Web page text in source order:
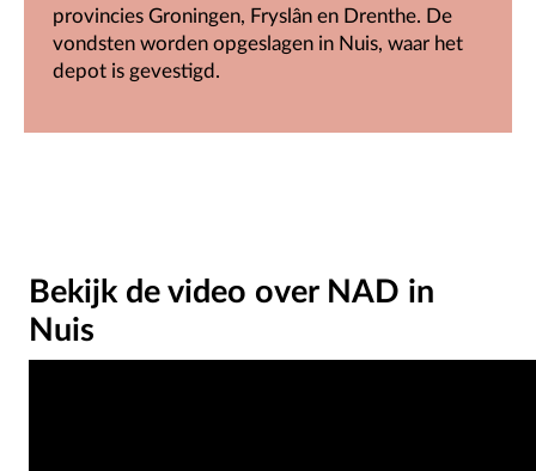
provincies Groningen, Fryslân en Drenthe. De
vondsten worden opgeslagen in Nuis, waar het
depot is gevestigd.
Bekijk de video over NAD in
Nuis